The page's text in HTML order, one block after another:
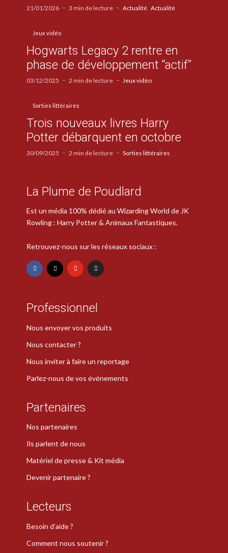
21/01/2026 3 min de lecture Actualité Actualité
Jeux vidéo
Hogwarts Legacy 2 rentre en
phase de développement “actif”
03/12/2025 2 min de lecture Jeux vidéo
Sorties littéraires
Trois nouveaux livres Harry
Potter débarquent en octobre
30/09/2025 2 min de lecture Sorties littéraires
La Plume de Poudlard
Est un média 100% dédié au Wizarding World de JK
Rowling : Harry Potter & Animaux Fantastiques.
Retrouvez-nous sur les réseaux sociaux :
Professionnel
Nous envoyer vos produits
Nous contacter ?
Nous inviter à faire un reportage
Parlez-nous de vos événements
Partenaires
Nos partenaires
Ils parlent de nous
Matériel de presse & Kit média
Devenir partenaire ?
Lecteurs
Besoin d’aide ?
Comment nous soutenir ?